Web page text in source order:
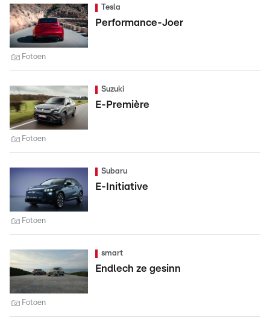
Tesla
Performance-Joer
Fotoen
Suzuki
E-Première
Fotoen
Subaru
E-Initiative
Fotoen
smart
Endlech ze gesinn
Fotoen